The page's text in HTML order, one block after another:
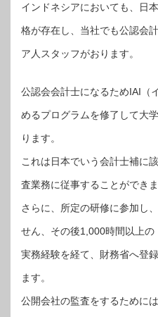
インドネシアにおいても、日
格が存在し、当社でも公認会
ア人スタッフがおります。
公認会会計士になるためIAI（
めるプログラムを修了して大
ります。
これは日本でいう会計士補に
査業務に従事することができま
さらに、所定の研修に参加し
せん、その後1,000時間以上の
実務経験を経て、財務省へ登
ます。
公開会社の監査をするために